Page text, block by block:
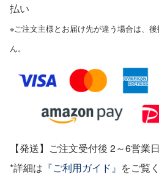
払い
※ご注文主様とお届け先が違う場合は、
ん。
【発送】ご注文受付後 2～6営業
*詳細は 『ご利用ガイド』 をご覧